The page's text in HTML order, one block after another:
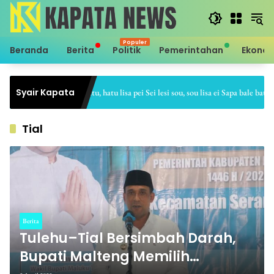
Langsung
konten
Beranda Berita Politik Pemerintahan
Syair Kapata
Sei hale hatu, hatu lisa pei Sei lesi sou, sou lisa ei Sapa bale batu, batu
Tial
Berita
Tulehu–Tial Bersimbah Darah,
Bupati Malteng Memilih